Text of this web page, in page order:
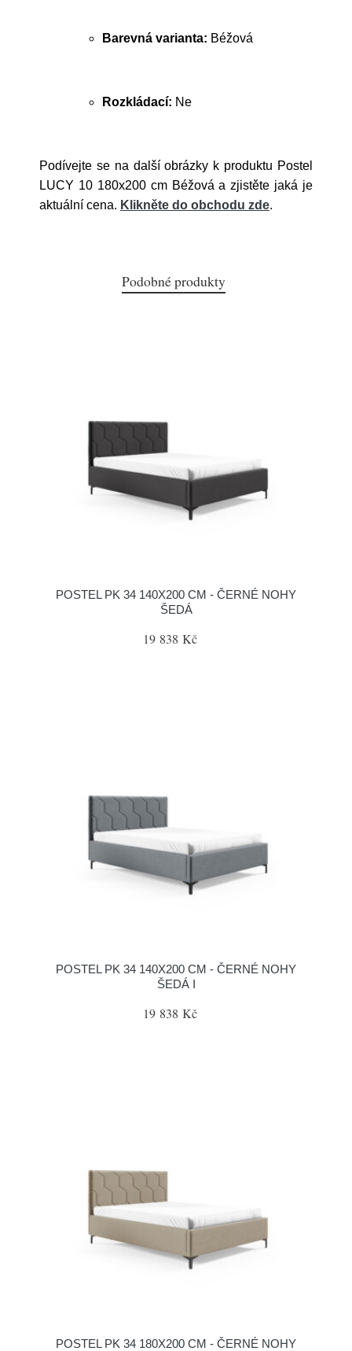
Barevná varianta: Béžová
Rozkládací: Ne
Podívejte se na další obrázky k produktu Postel
LUCY 10 180x200 cm Béžová a zjistěte jaká je
aktuální cena. Klikněte do obchodu zde.
Podobné produkty
POSTEL PK 34 140X200 CM - ČERNÉ NOHY
ŠEDÁ
19 838 Kč
POSTEL PK 34 140X200 CM - ČERNÉ NOHY
ŠEDÁ I
19 838 Kč
POSTEL PK 34 180X200 CM - ČERNÉ NOHY